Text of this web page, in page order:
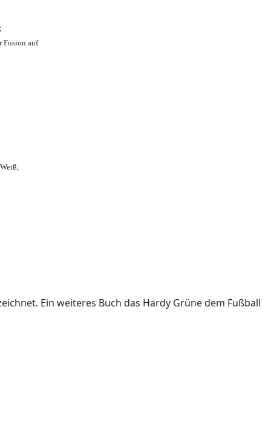
Fusion auf
Ein weiteres Buch das Hardy Grüne dem Fußball